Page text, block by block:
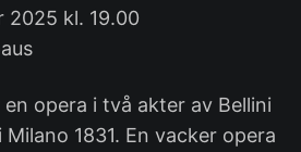
2025 kl. 19.00
en opera i två akter av Bellini
1831. En vacker opera